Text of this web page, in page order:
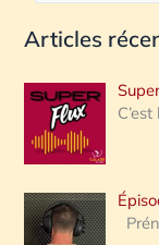
c
e
r
c
h
e
Articles